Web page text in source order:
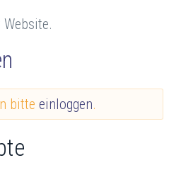
bitte einloggen.